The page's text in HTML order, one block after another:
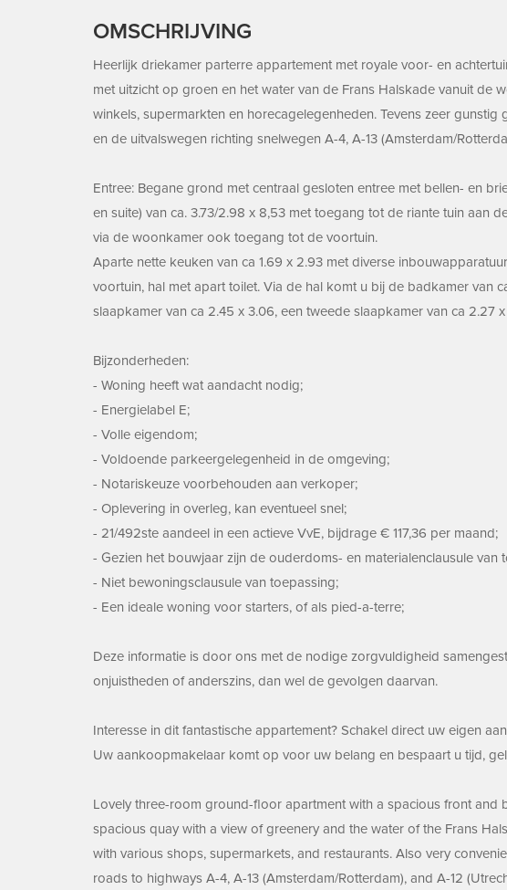
OMSCHRIJVING
Heerlijk driekamer parterre appartement met royale voor- en
met uitzicht op groen en het water van de Frans Halskade vanuit de
winkels, supermarkten en horecagelegenheden. Tevens zeer
en de uitvalswegen richting snelwegen A-4, A-13 (Amsterdam/
Entree: Begane grond met centraal gesloten entree met bellen- en
en suite) van ca. 3.73/2.98 x 8,53 met toegang tot de riante tuin aan
via de woonkamer ook toegang tot de voortuin.
Aparte nette keuken van ca 1.69 x 2.93 met diverse
voortuin, hal met apart toilet. Via de hal komt u bij de badkamer van
slaapkamer van ca 2.45 x 3.06, een tweede slaapkamer van ca 2.27
Bijzonderheden:
- Woning heeft wat aandacht nodig;
- Energielabel E;
- Volle eigendom;
- Voldoende parkeergelegenheid in de omgeving;
- Notariskeuze voorbehouden aan verkoper;
- Oplevering in overleg, kan eventueel snel;
- 21/492ste aandeel in een actieve VvE, bijdrage € 117,36 per maand;
- Gezien het bouwjaar zijn de ouderdoms- en materialenclausule van
- Niet bewoningsclausule van toepassing;
- Een ideale woning voor starters, of als pied-a-terre;
Deze informatie is door ons met de nodige zorgvuldigheid
onjuistheden of anderszins, dan wel de gevolgen daarvan.
Interesse in dit fantastische appartement? Schakel direct uw eigen
Uw aankoopmakelaar komt op voor uw belang en bespaart u tijd,
Lovely three-room ground-floor apartment with a spacious front and
spacious quay with a view of greenery and the water of the Frans
with various shops, supermarkets, and restaurants. Also very
roads to highways A-4, A-13 (Amsterdam/Rotterdam), and A-12